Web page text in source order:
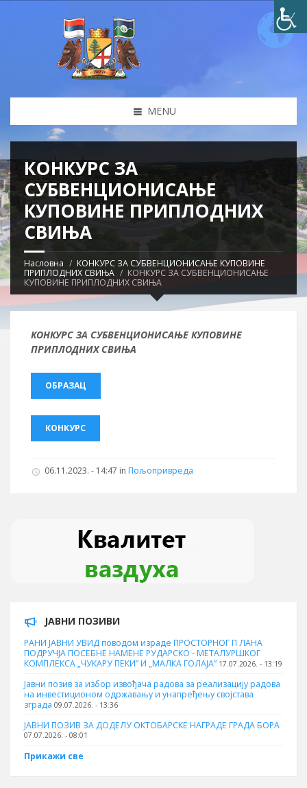
MENU
КОНКУРС ЗА
СУБВЕНЦИОНИСАЊЕ
КУПОВИНЕ ПРИПЛОДНИХ
СВИЊА
Насловна
КОНКУРС ЗА СУБВЕНЦИОНИСАЊЕ КУПОВИНЕ
ПРИПЛОДНИХ СВИЊА
КОНКУРС ЗА СУБВЕНЦИОНИСАЊЕ
КУПОВИНЕ ПРИПЛОДНИХ СВИЊА
КОНКУРС ЗА СУБВЕНЦИОНИСАЊЕ КУПОВИНЕ
ПРИПЛОДНИХ СВИЊА
ОБРАЗАЦ
КОНКУРС
06.11.2023. - 14:47 in Пољопривреда
ЈАВНИ ПОЗИВИ
РАНИ ЈАВНИ УВИД поводом израде ПРОСТОРНОГ П ЛАНА
ПОДРУЧЈА ПОСЕБНЕ НАМЕНЕ РУДАРСКО - МЕТАЛУРШКОГ
КОМПЛЕКСА „ЧУКАРУ ПЕКИ” И „МАЛКА ГОЛАЈА” 17.07.2026. - 13:19
Јавни позив за избор извођача радова за реализацију радова
на инвестиционом одржавању и унапређењу својстава
зграда 09.07.2026. - 13:36
ЈАВНИ ПОЗИВ ЗА ДОДЕЛУ ОКТOБАРСКЕ НАГРАДЕ ГРАДА БОРА
07.07.2026. - 08:01
Прикажи све